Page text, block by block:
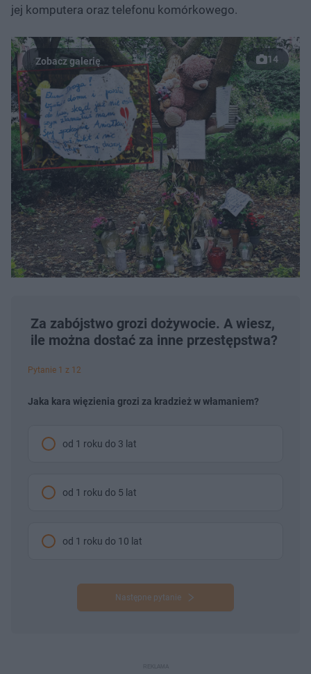
jej komputera oraz telefonu komórkowego.
14
Za zabójstwo grozi dożywocie. A wiesz,
ile można dostać za inne przestępstwa?
Pytanie 1 z 12
Jaka kara więzienia grozi za kradzież w włamaniem?
od 1 roku do 3 lat
od 1 roku do 5 lat
od 1 roku do 10 lat
Następne pytanie